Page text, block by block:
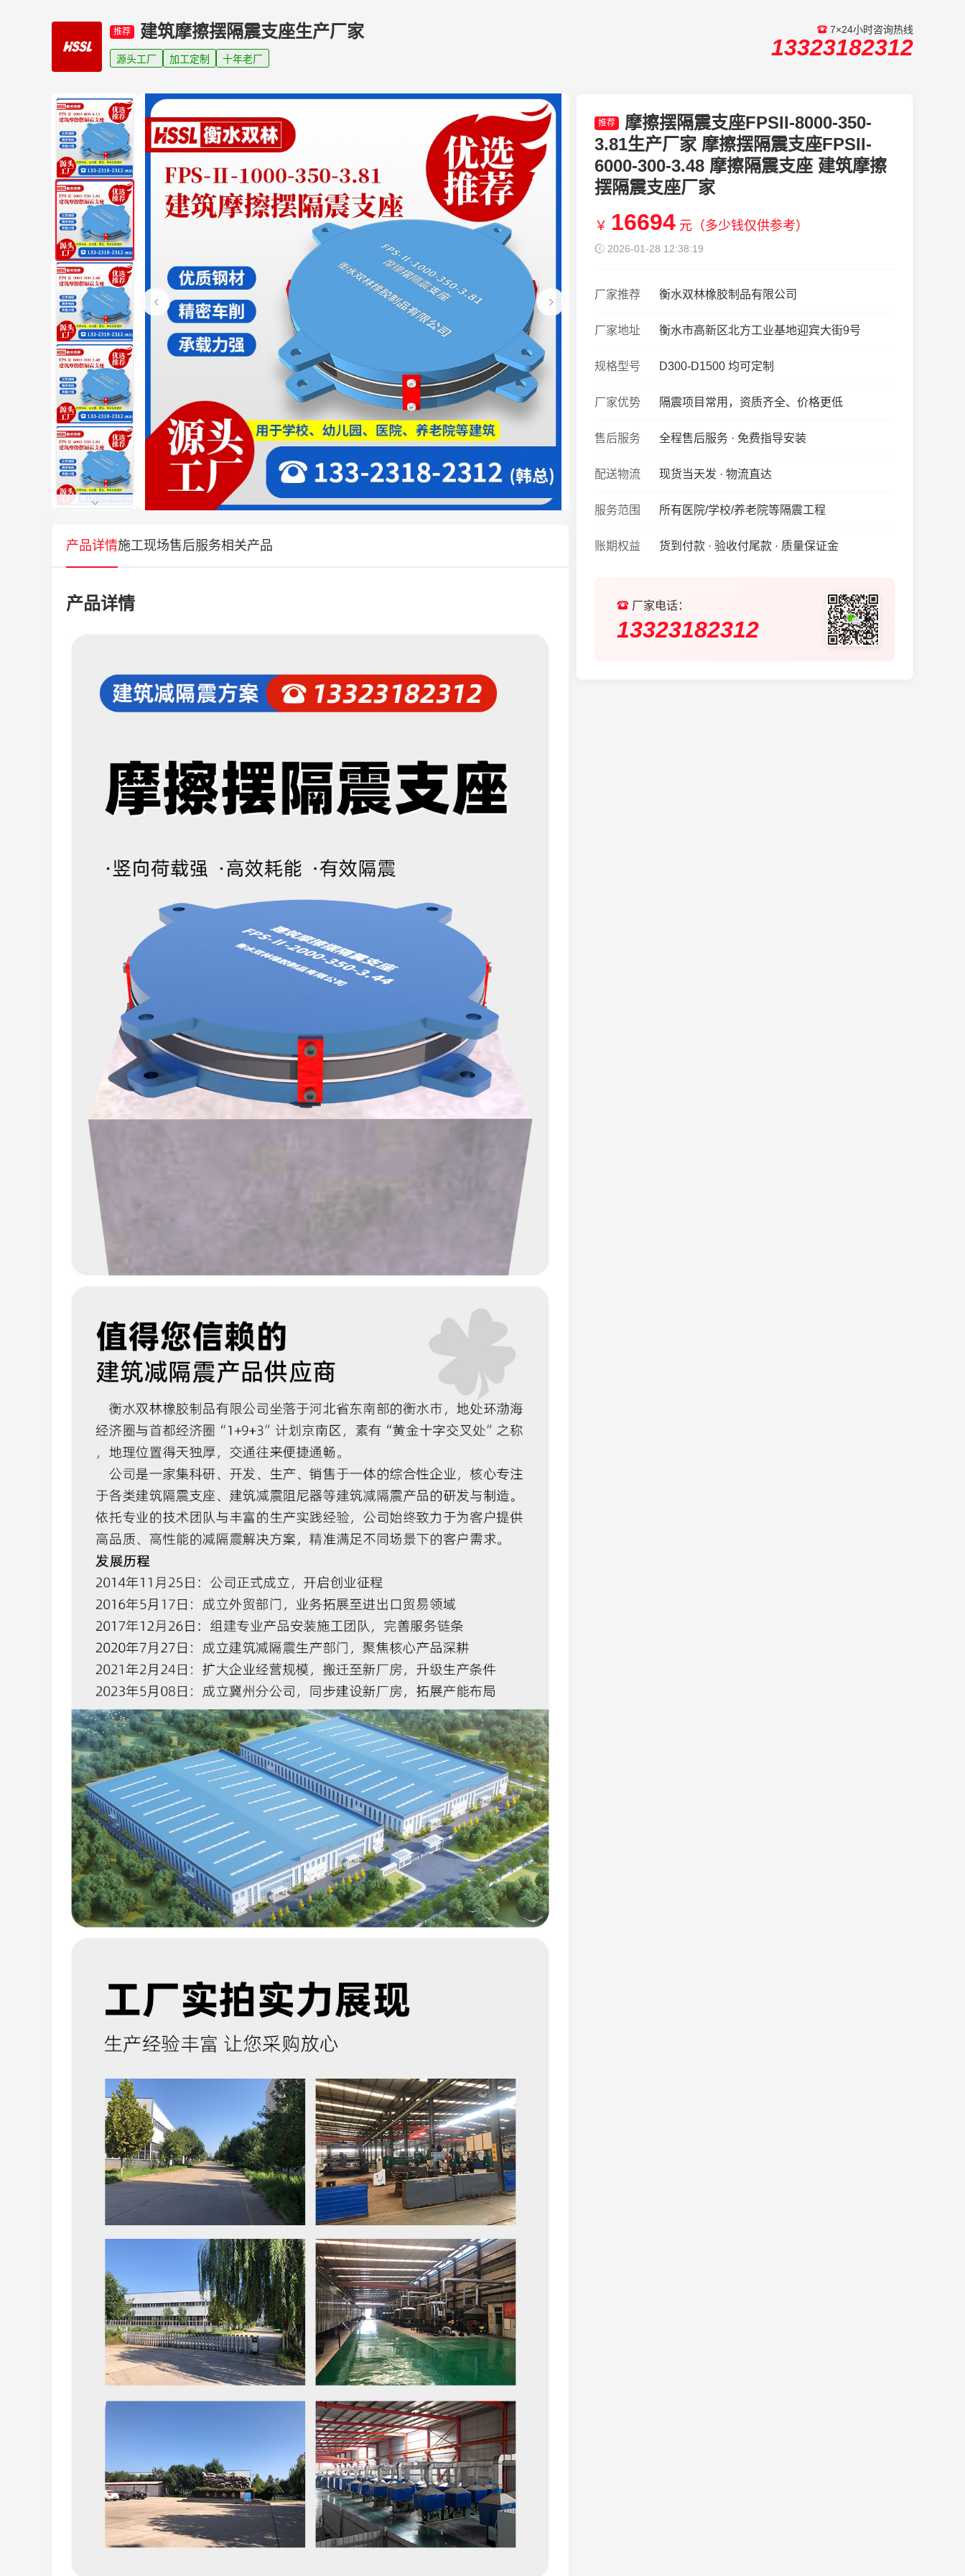
推荐 建筑摩擦摆隔震支座生产厂家
源头工厂 加工定制 十年老厂
7×24小时咨询热线
13323182312
推荐
摩擦摆隔震支座FPSII-8000-350-
3.81生产厂家 摩擦摆隔震支座FPSII-
6000-300-3.48 摩擦隔震支座 建筑摩擦
摆隔震支座厂家
￥ 16694 元（多少钱仅供参考）
2026-01-28 12:38:19
厂家推荐 衡水双林橡胶制品有限公司
厂家地址 衡水市高新区北方工业基地迎宾大街9号
规格型号 D300-D1500 均可定制
厂家优势 隔震项目常用，资质齐全、价格更低
售后服务 全程售后服务 · 免费指导安装
配送物流 现货当天发 · 物流直达
服务范围 所有医院/学校/养老院等隔震工程
账期权益 货到付款 · 验收付尾款 · 质量保证金
厂家电话：
13323182312
产品详情施工现场售后服务相关产品
产品详情